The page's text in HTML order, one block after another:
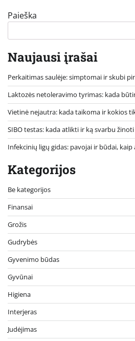
puslapiavimas
Paieška
Naujausi įrašai
Perkaitimas saulėje: simptomai ir skubi
Laktozės netoleravimo tyrimas: kada
Vietinė nejautra: kada taikoma ir kokios
SIBO testas: kada atlikti ir ką svarbu
Infekcinių ligų gidas: pavojai ir būdai, kaip
Kategorijos
Be kategorijos
Finansai
Grožis
Gudrybės
Gyvenimo būdas
Gyvūnai
Higiena
Interjeras
Judėjimas